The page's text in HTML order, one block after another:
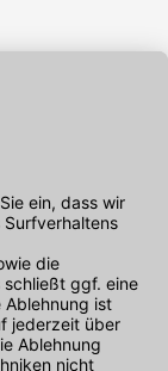
von 08:00 - 17:00
Sie erreichbar.